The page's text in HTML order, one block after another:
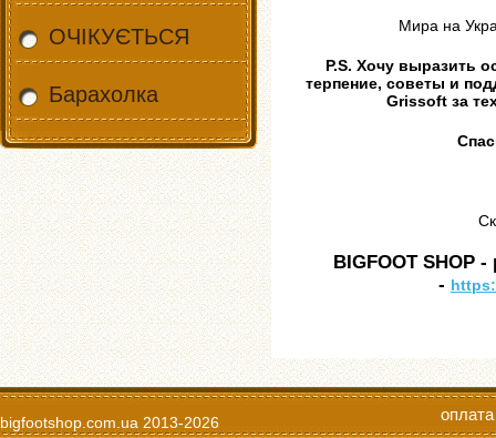
ОЧІКУЄТЬСЯ
Барахолка
Мира на
P.S. Хочу выразить
терпение, советы и
Grissoft за
BIGFOOT
-
bigfootshop.com.ua 2013-2026 оплата